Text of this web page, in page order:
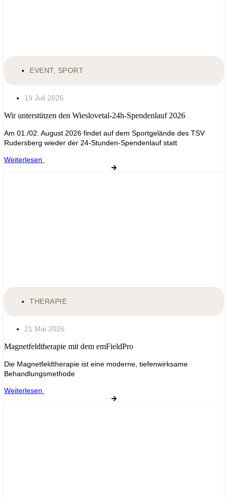
EVENT, SPORT
19 Juli 2026
Wir unterstützen den Wieslovetal‑24h‑Spendenlauf 2026
Am 01./02. August 2026 findet auf dem Sportgelände des TSV
Rudersberg wieder der 24‑Stunden‑Spendenlauf statt
Weiterlesen
THERAPIE
21 Mai 2026
Magnetfeldtherapie mit dem emFieldPro
Die Magnetfeldtherapie ist eine moderne, tiefenwirksame
Behandlungsmethode
Weiterlesen